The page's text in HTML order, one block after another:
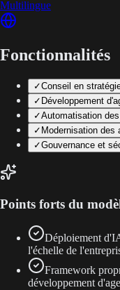
Multilingue
Fonctionnalités
✓Conseil en
✓ Développement
✓Automatisation
✓ Modernisation des
✓Gouvernance et
Points forts du
Déploiement
l'échelle de
Framework
développement